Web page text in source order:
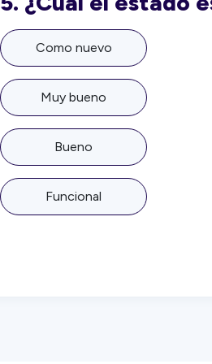
Como nuevo
Muy bueno
Bueno
Funcional